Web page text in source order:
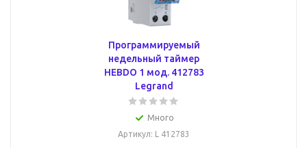
Программируемый
недельный таймер
HEBDO 1 мод. 412783
Legrand
Много
Артикул: L 412783